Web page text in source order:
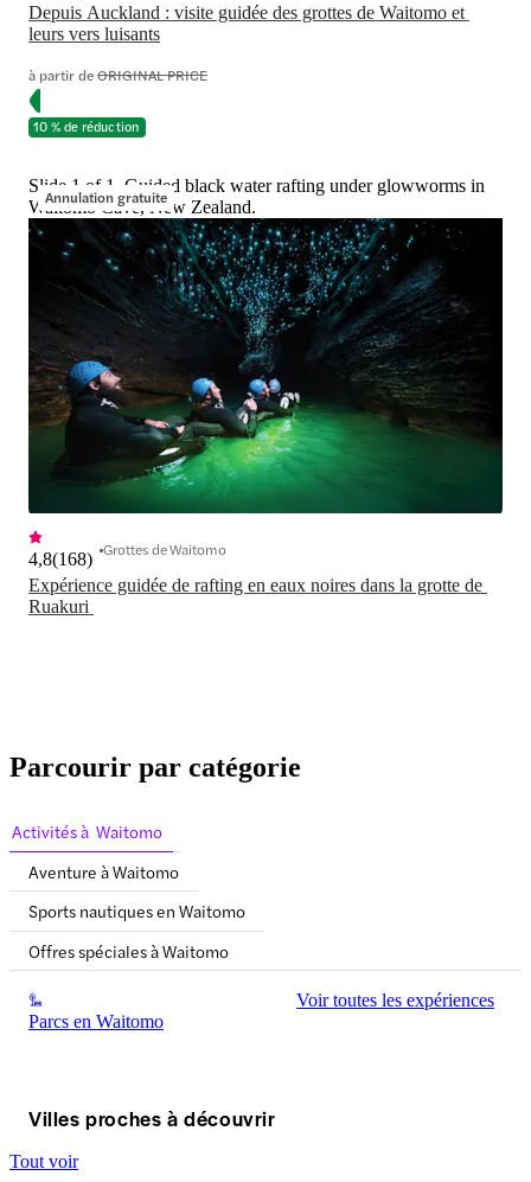
Depuis Auckland : visite guidée des grottes de Waitomo et
leurs vers luisants
à partir deORIGINAL PRICE
10 % de réduction
Annulation gratuite
Slide 1 of 1, Guided black water rafting under glowworms in
Waitomo Cave, New Zealand.
Expérience guidée de rafting en eaux noires dans la grotte de
4,8(168) Grottes de Waitomo
Parcourir par catégorie
Activités à Waitomo
Aventure à Waitomo
Sports nautiques en Waitomo
Offres spéciales à Waitomo
Parcs en Waitomo
Voir toutes les expériences
Villes proches à découvrir
Tout voir